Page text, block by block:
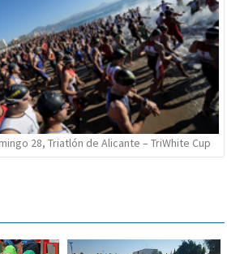
28, Triatlón de Alicante – TriWhite Cup